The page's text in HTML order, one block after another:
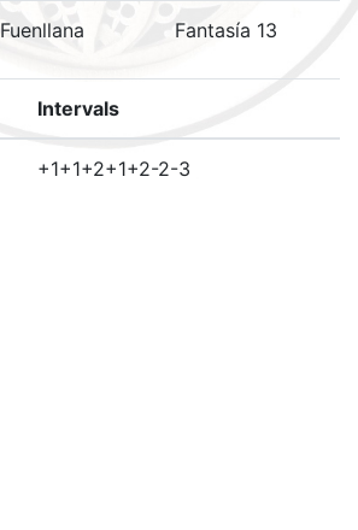
Fuenllana Fantasía 13
Intervals
+1+1+2+1+2-2-3